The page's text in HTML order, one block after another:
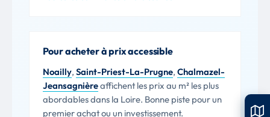
Pour acheter à prix accessible
Noailly, Saint-Priest-La-Prugne, Chalmazel-
Jeansagnièreaffichent les prix au m² les plus
abordables dans la Loire. Bonne piste pour un
premier achat ou un investissement.